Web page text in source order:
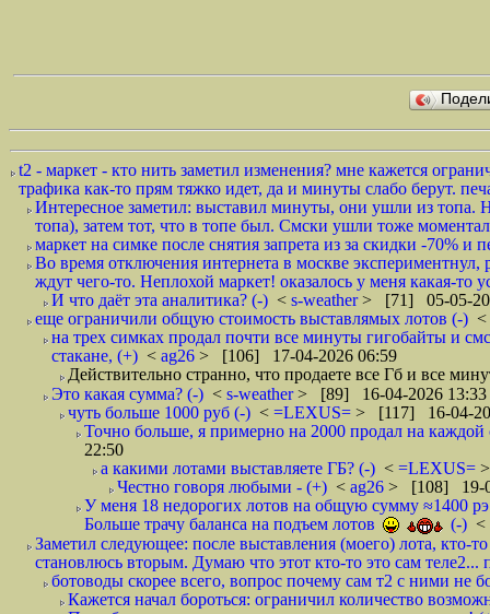
t2 - маркет - кто нить заметил изменения? мне кажется
трафика как-то прям тяжко идет, да и минуты слабо берут.
Интересное заметил: выставил минуты, они ушли из топа.
топа), затем тот, что в топе был. Смски ушли тоже
маркет на симке после снятия запрета из за скидки -70% и
Во время отключения интернета в москве
ждут чего-то. Неплохой маркет! оказалось у меня какая-то
И что даëт эта аналитика? (-) < s-weather> [71] 05-05-
еще ограничили общую стоимость выставлямых лотов (-) <
на трех симках продал почти все минуты гигобайты и
стакане, (+) < ag26 > [106] 17-04-2026 06:59
Действительно странно, что продаете все Гб и все
Это какая сумма? (-) < s-weather> [89] 16-04-2026 13:33
чуть больше 1000 руб (-) < =LEXUS= > [117] 16-04-
Точно больше, я примерно на 2000 продал на
22:50
а какими лотами выставляете ГБ? (-) < =LEXUS=
Честно говоря любыми - (+) < ag26 > [108] 19-
У меня 18 недорогих лотов на общую сумму ≈1400
Больше трачу баланса на подъем лотов
(-) <
Заметил следующее: после выставления (моего) лота, кто-
становлюсь вторым. Думаю что этот кто-то это сам
ботоводы скорее всего, вопрос почему сам т2 с ними не
Кажется начал бороться: ограничил количество